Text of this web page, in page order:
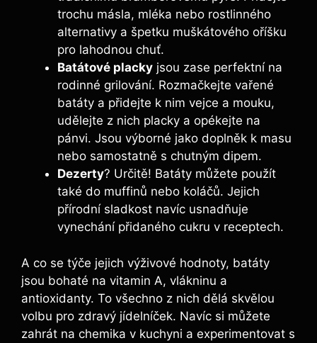
trochu másla, mléka ​nebo rostlinného
⁣alternativy a špetku muškátového oříšku
pro lahodnou chuť.
Batátové placky jsou zase perfektní na
rodinné grilování. ‍Rozmačkejte vařené
⁢batáty a přidejte ​k ​nim vejce a mouku,⁢
udělejte ​z ‍nich placky a‌ opékejte na
pánvi. Jsou výborné jako doplněk k‌ masu
nebo samostatně s chutným dipem.
Dezerty? Určitě! Batáty můžete použít⁣
také do muffinů nebo koláčů. Jejich‌
přírodní sladkost⁤ navíc usnadňuje
vynechání ⁤přidaného cukru v receptech.
A co se týče jejich‍ výživové ​hodnoty, batáty
jsou bohaté na vitamin‌ A, vlákninu a
antioxidanty. To všechno z nich dělá skvělou
volbu pro ‌zdravý jídelníček. Navíc si můžete
zahrát na⁢ chemika ⁢v kuchyni a⁢ experimentovat s‍